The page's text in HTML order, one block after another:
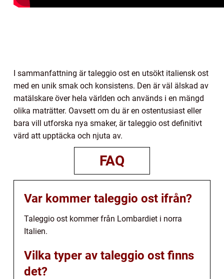
I sammanfattning är taleggio ost en utsökt italiensk ost
med en unik smak och konsistens. Den är väl älskad av
matälskare över hela världen och används i en mängd
olika maträtter. Oavsett om du är en ostentusiast eller
bara vill utforska nya smaker, är taleggio ost definitivt
värd att upptäcka och njuta av.
FAQ
Var kommer taleggio ost ifrån?
Taleggio ost kommer från Lombardiet i norra
Italien.
Vilka typer av taleggio ost finns
det?